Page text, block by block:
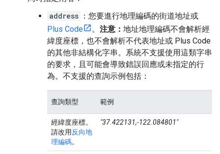
address ：您要進行地理編碼的街道地址或
Plus Code
。 注意： 地址地理編碼不會解析經
緯度座標，也不會解析不代表地址或 Plus Code
的其他非結構化字串。系統不支援使用這類字串
的要求，且可能會導致錯誤回應或未指定的行
為。不支援的查詢示例包括：
查詢類型 範例
經緯度座標。
請改用 反向地
理編碼。
"37.422131,-122.084801"